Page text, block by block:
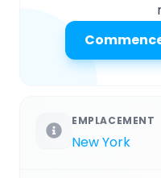
EMPLACEMENT
New York